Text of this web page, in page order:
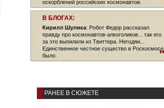
оскорблений российских космонавтов.
В БЛОГАХ:
Кирилл Шулика: Робот Федор рассказал
правду про космонавтов-алкоголиков... так его
за это выпилили из Твиттера. Негодяи...
Единственное честное существо в Роскосмосе
было.
РАНЕЕ В СЮЖЕТЕ